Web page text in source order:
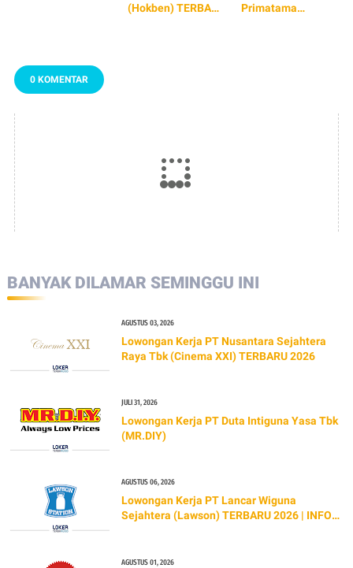
(Hokben) TERBARU
Primatama
0 KOMENTAR
BANYAK DILAMAR SEMINGGU INI
AGUSTUS 03, 2026
Lowongan Kerja PT Nusantara Sejahtera
Raya Tbk (Cinema XXI) TERBARU 2026
JULI 31, 2026
Lowongan Kerja PT Duta Intiguna Yasa Tbk
(MR.DIY)
AGUSTUS 06, 2026
Lowongan Kerja PT Lancar Wiguna
Sejahtera (Lawson) TERBARU 2026 | INFO
AGUSTUS 01, 2026